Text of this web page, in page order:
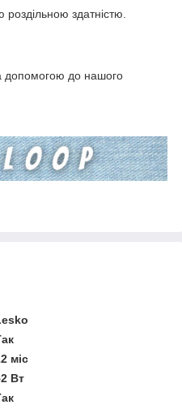
роздільною здатністю.
допомогою до нашого
міс
Вт